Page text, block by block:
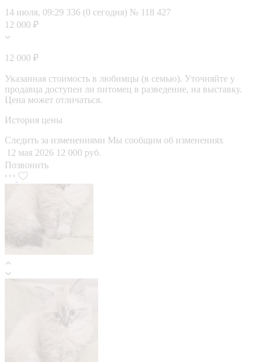
14 июля, 09:29 336 (0 сегодня) № 118 427
12 000 ₽
12 000 ₽
Указанная стоимость в любимцы (в семью). Уточняйте у
продавца доступен ли питомец в разведение, на выставку.
Цена может отличаться.
История цены
Следить за изменениями Мы сообщим об изменениях
12 мая 2026 12 000 руб.
Позвонить